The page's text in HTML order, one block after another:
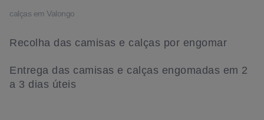
calças em Valongo
Recolha das camisas e calças por engomar
Entrega das camisas e calças engomadas em 2
a 3 dias úteis